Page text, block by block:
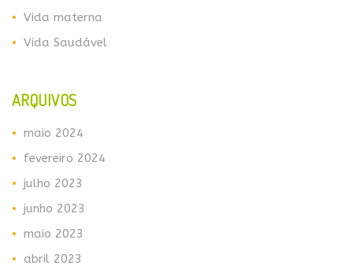
Vida materna
Vida Saudável
ARQUIVOS
maio 2024
fevereiro 2024
julho 2023
junho 2023
maio 2023
abril 2023